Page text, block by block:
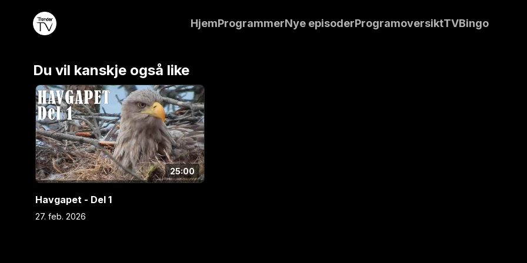
HjemProgrammerNye episoderProgramoversiktTVBingo
øy, langt ute i havet utenfor Smøla. I disse to programmene blir
med på planleggingen og byggingen av installasjonene, og får se
noen unike videosekvenser.
Du vil kanskje også like
25:00
Havgapet - Del 1
27. feb. 2026